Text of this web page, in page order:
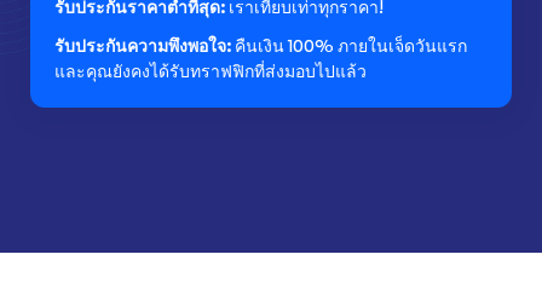
รับประกันราคาต่ำที่สุด: เราเทียบเท่าทุกราคา!
รับประกันความพึงพอใจ: คืนเงิน 100% ภายในเจ็ดวันแรก
และคุณยังคงได้รับทราฟฟิกที่ส่งมอบไปแล้ว